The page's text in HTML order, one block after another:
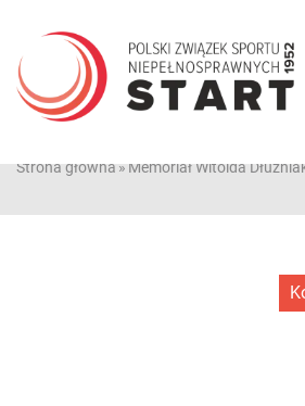
treści
Strona główna»Memoriał Witolda